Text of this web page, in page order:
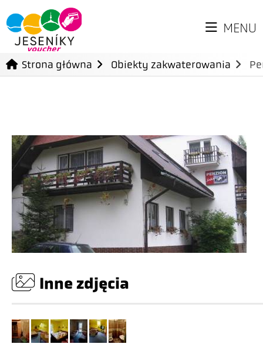
MENU
Strona główna Obiekty zakwaterowania
Inne zdjęcia